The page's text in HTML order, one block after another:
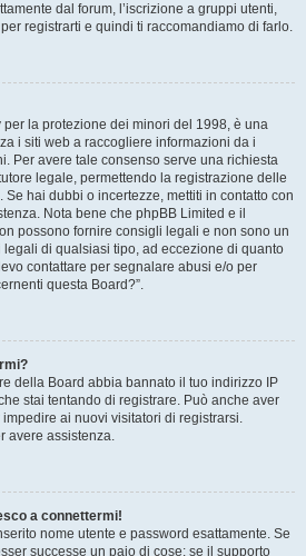
dal forum, l’iscrizione a gruppi utenti,
registrarti e quindi ti raccomandiamo di farlo.
per la protezione dei minori del 1998, è una
i siti web a raccogliere informazioni da i
Per avere tale consenso serve una richiesta
legale, permettendo la registrazione delle
hai dubbi o incertezze, mettiti in contatto con
Nota bene che phpBB Limited e il
possono fornire consigli legali e non sono un
di qualsiasi tipo, ad eccezione di quanto
contattare per segnalare abusi e/o per
questa Board?”.
della Board abbia bannato il tuo indirizzo IP
stai tentando di registrare. Può anche aver
ai nuovi visitatori di registrarsi.
avere assistenza.
a connettermi!
nome utente e password esattamente. Se
successe un paio di cose: se il supporto